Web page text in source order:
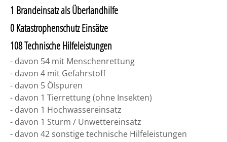
1 Brandeinsatz als Überlandhilfe
0 Katastrophenschutz Einsätze
108 Technische Hilfeleistungen
- davon 54 mit Menschenrettung
- davon 4 mit Gefahrstoff
- davon 5 Ölspuren
- davon 1 Tierrettung (ohne Insekten)
- davon 1 Hochwassereinsatz
- davon 1 Sturm / Unwettereinsatz
- davon 42 sonstige technische Hilfeleistungen